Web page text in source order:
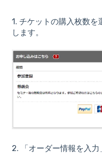
1. チケットの購入枚数を
します。
2. 「オーダー情報を入力